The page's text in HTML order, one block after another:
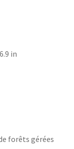
in
forêts gérées